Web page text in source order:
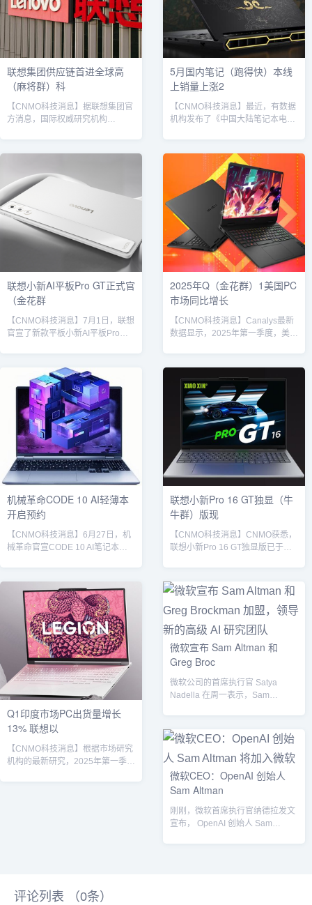
iPhone 16相同，但配备A19芯
片、更大的6.3英寸显示屏、升级
的2400万像素前置摄像头...
联想集团供应链首进全球高
（麻将群）科
【CNMO科技消息】据联想集团官
方消息，国际权威研究机构
际科技巨头并列，成为前十中唯一
入选的中国企业。此次排名中，联
想供应链全球排名较去年上升一
位，达到历史最佳成绩。微软、英
特尔、三星、诺基亚等企业也进入
前十。这是联想连续第11年入选
Gartner全球供应链25强，并连...
5月国内笔记（跑得快）本线
上销量上涨2
【CNMO科技消息】最近，有数据
机构发布了《中国大陆笔记本电脑
比上涨20.6%；销售额为54.1亿
元，同比上涨39.3%。其中，联想
系电脑市场占有率接近3成。联想
笔记本电脑品牌竞争格局方面，联
想系以29%的销量份额领跑线上市
场，其核心优势在于丰富的产品矩
阵及AIPC技术。华硕系和苹果分别
位居第二、三位，华硕系凭借高占
比的游戏本产品及多...
联想小新AI平板Pro GT正式官
（金花群
【CNMO科技消息】7月1日，联想
官宣了新款平板小新AI平板Pro
出，联想小新AI平板Pro GT是一款
主打性能轻薄的平板，其在握持手
感以及重量方面也许能为用户带来
惊喜。根据官方放出的侧面图来
看，该平板可能会采用金属边框，
而且机身非常纤薄。从名字中我们
也能看出小新AI平板Pro GT的AI能
力一定是其主要特点。根据联想此
前发布的202...
2025年Q（金花群）1美国PC
市场同比增长
【CNMO科技消息】Canalys最新
数据显示，2025年第一季度，美国
411.6万台。惠普电脑具体来看，
2025年第一季度惠普的出货量为
411.6万台，市场份额为24.3%，
约占美国台式机和笔记本出货量的
四分之一，年增长率为19.9%；戴
尔的出货量为389.5万台，市场份
额为23.0%，年增长率为8.3%，...
机械革命CODE 10 AI轻薄本
开启预约
【CNMO科技消息】6月27日，机
械革命官宣CODE 10 AI笔记本开
10 AI在核心性能上，机械革命
CODE 10 AI性能强劲。其采用英
特尔酷睿Ultra第二代处理器，配合
锐炫ARC独立显卡，可实现至高
90W性能释放。为保障设备长时间
稳定运行，CODE 10 AI采用并联
双热管散热架构，能有效...
联想小新Pro 16 GT独显（牛
牛群）版现
【CNMO科技消息】CNMO获悉，
联想小新Pro 16 GT独显版已于近
本，GPU为RTX 5050光追独显，
提供深灰色配色，国补到手价7200
元。联想小新Pro 16 GT独显版联
想小新Pro 16 GT独显版首发RTX
5050移动版，采用全新Blackwell
架构，借助由第四代RT Core以及
第五代Tensor C...
Q1印度市场PC出货量增长
13% 联想以
【CNMO科技消息】根据市场研究
机构的最新研究，2025年第一季
万台和45万台的销...
微软宣布 Sam Altman 和
Greg Broc
微软公司的首席执行官 Satya
Nadella 在周一表示，Sam
微软CEO：OpenAI 创始人
Sam Altman
刚刚，微软首席执行官纳德拉发文
宣布， OpenAI 创始人 Sam
评论列表 （0条）